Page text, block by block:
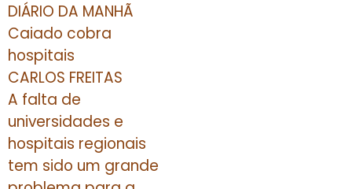
DIÁRIO DA MANHÃ
Caiado cobra
hospitais
CARLOS FREITAS
A falta de
universidades e
hospitais regionais
tem sido um grande